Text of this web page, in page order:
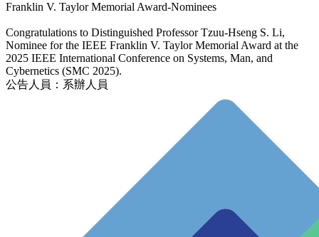
Franklin V. Taylor Memorial Award-Nominees
Congratulations to Distinguished Professor Tzuu-Hseng S. Li,
Nominee for the IEEE Franklin V. Taylor Memorial Award at the
2025 IEEE International Conference on Systems, Man, and
Cybernetics (SMC 2025).
公告人員：系辦人員